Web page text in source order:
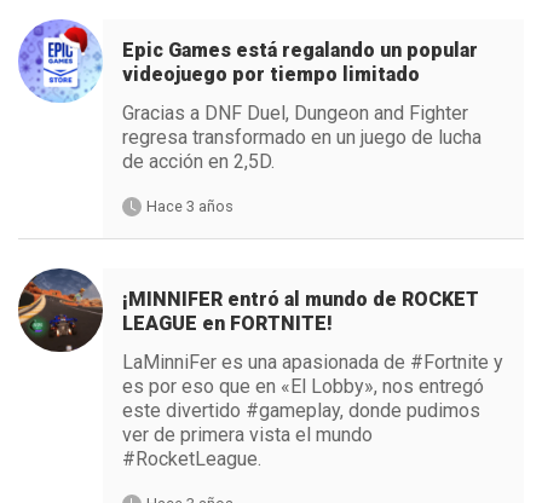
Epic Games está regalando un popular
videojuego por tiempo limitado
Gracias a DNF Duel, Dungeon and Fighter
regresa transformado en un juego de lucha
de acción en 2,5D.
Hace 3 años
¡MINNIFER entró al mundo de ROCKET
LEAGUE en FORTNITE!
LaMinniFer es una apasionada de #Fortnite y
es por eso que en «El Lobby», nos entregó
este divertido #gameplay, donde pudimos
ver de primera vista el mundo
#RocketLeague.